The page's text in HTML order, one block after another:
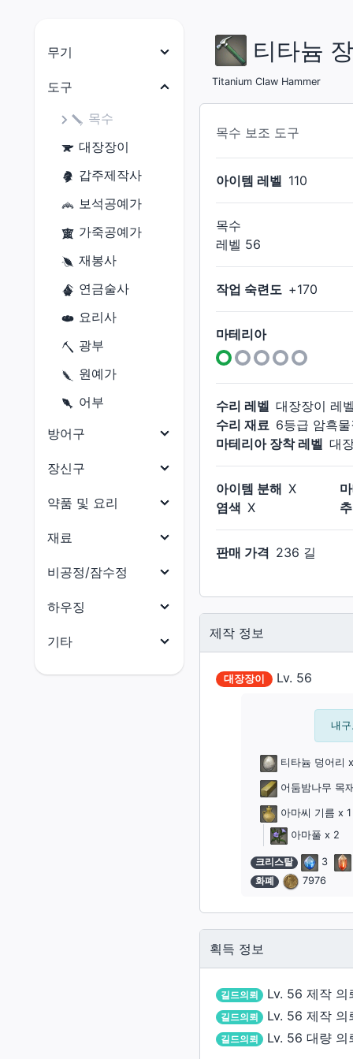
무기
전사
암흑기사
건브레이커
백마도사
학자
점성술사
현자
몽크
용기사
닌자
사무라이
무도가
소환사
도구
목수
대장장이
갑주제작사
보석공예가
가죽공예가
재봉사
연금술사
요리사
광부
원예가
어부
방어구
머리 방어구
발 방어구
허리 방어구
장신구
목걸이
약품 및 요리
요리
재료
식재료
비공정/잠수정
비공정(선체)
하우징
기타
전체
티타늄
Titanium Claw Hammer
목수 보조 도구
아이템 레벨 110
목수
레벨 56
작업 숙련도 +170
마테리아
수리 레벨 대장장이 레벨
수리 재료 6등급 암흑물
마테리아 장착 레벨 대
아이템 분해 X
염색 X
판매 가격 236 길
제작 정보
대장장이 Lv. 56
내
티타늄 덩어리
어둠밤나무 목재
아마씨 기름 x 1
아마풀 x 2
크리스탈 3
화폐
7976
획득 정보
길드의뢰 Lv. 56 제작 의
길드의뢰
Lv. 56 제작 의
길드의뢰
Lv. 56 대량 의